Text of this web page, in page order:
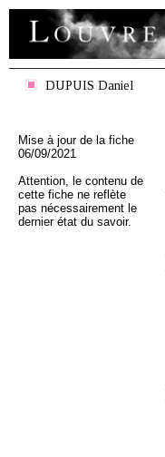
DUPUIS Daniel
Mise à jour de la fiche
06/09/2021
Attention, le contenu de
cette fiche ne reflète
pas nécessairement le
dernier état du savoir.